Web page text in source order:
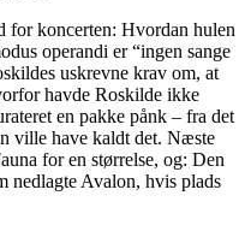
for koncerten: Hvordan hulen
operandi er “ingen sange
uskrevne krav om, at
havde Roskilde ikke
en pakke pånk – fra det
ville have kaldt det. Næste
for en størrelse, og: Den
nedlagte Avalon, hvis plads